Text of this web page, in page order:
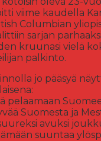
viime kaudella
Columbian
sarjan
kruunasi vielä
palkinto.
jo pääsyä
pelaamaan
Suomesta ja
avuksi
suuntaa